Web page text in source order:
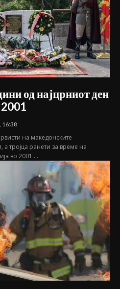
од најцрниот ден
16:38
на македонските
тројца ранети за време на
во 2001....